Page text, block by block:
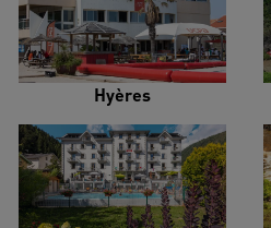
Hyères